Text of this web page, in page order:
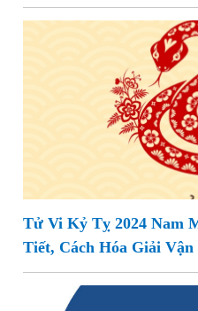
Tử Vi Kỷ Tỵ 2024 Nam
Tiết, Cách Hóa Giải Vận